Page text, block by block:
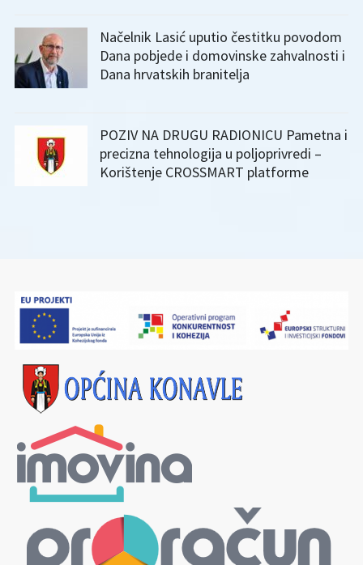
Načelnik Lasić uputio čestitku povodom
Dana pobjede i domovinske zahvalnosti i
Dana hrvatskih branitelja
POZIV NA DRUGU RADIONICU Pametna i
precizna tehnologija u poljoprivredi –
Korištenje CROSSMART platforme